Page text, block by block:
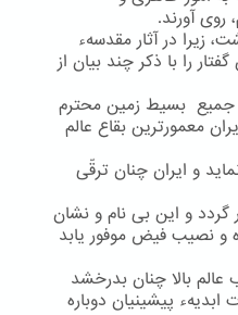
آورند.
زیرا در آثار مقدسهء
را با ذكر چند بیان از
جمیع بسیط زمین محترم
معمورترین بقاع عالم
و ایران چنان ترقّی
گردد و این بی نام و نشان
و نصیب فیض موفور یابد
عالم بالا چنان بدرخشد
پیشینیان دوباره